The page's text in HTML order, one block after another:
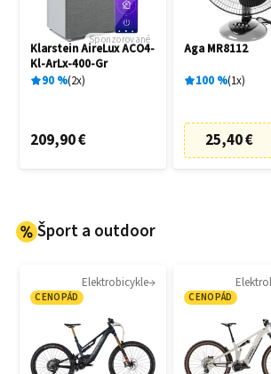
Sponzorované
Klarstein AireLux ACO4-
Kl-ArLx-400-Gr
90% 2x
209,90 €
Aga MR8112
100% 1x
25,40 €
Šport a outdoor
Elektrobicykle
CENOPÁD CENOPÁD